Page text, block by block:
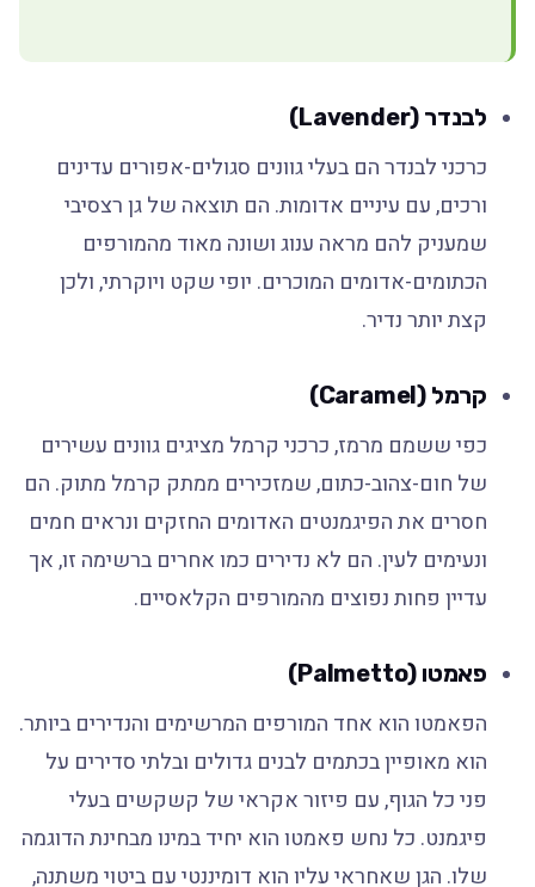
לבנדר (Lavender)
כרכני לבנדר הם בעלי גוונים סגולים-אפורים עדינים
ורכים, עם עיניים אדומות. הם תוצאה של גן רצסיבי
שמעניק להם מראה ענוג ושונה מאוד מהמורפים
הכתומים-אדומים המוכרים. יופי שקט ויוקרתי, ולכן
קצת יותר נדיר.
קרמל (Caramel)
כפי ששמם מרמז, כרכני קרמל מציגים גוונים עשירים
של חום-צהוב-כתום, שמזכירים ממתק קרמל מתוק. הם
חסרים את הפיגמנטים האדומים החזקים ונראים חמים
ונעימים לעין. הם לא נדירים כמו אחרים ברשימה זו, אך
עדיין פחות נפוצים מהמורפים הקלאסיים.
פאמטו (Palmetto)
הפאמטו הוא אחד המורפים המרשימים והנדירים ביותר.
הוא מאופיין בכתמים לבנים גדולים ובלתי סדירים על
פני כל הגוף, עם פיזור אקראי של קשקשים בעלי
פיגמנט. כל נחש פאמטו הוא יחיד במינו מבחינת הדוגמה
שלו. הגן שאחראי עליו הוא דומיננטי עם ביטוי משתנה,